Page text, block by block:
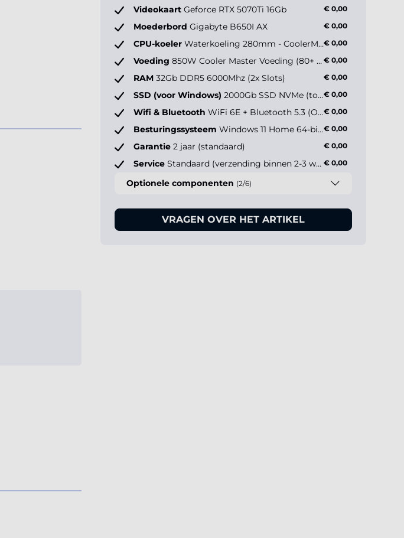
Videokaart Geforce RTX 5070Ti 16Gb € 0,00
Moederbord Gigabyte B650I AX € 0,00
CPU-koeler Waterkoeling 280mm - CoolerMaster 280mm€ 0,00
Voeding 850W Cooler Master Voeding (80+ Gold) € 0,00
RAM 32Gb DDR5 6000Mhz (2x Slots) € 0,00
SSD (voor Windows) 2000Gb SSD NVMe (tot 5000MB/s)€ 0,00
Wifi & Bluetooth WiFi 6E + Bluetooth 5.3 (Onboard)€ 0,00
Besturingssysteem Windows 11 Home 64-bit NL€ 0,00
Garantie 2 jaar (standaard) € 0,00
Service Standaard (verzending binnen 2-3 werkdagen) € 0,00
Optionele componenten (2/6)
VRAGEN OVER HET ARTIKEL